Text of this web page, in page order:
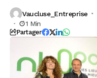
Vaucluse_Entreprise
1 Min
Partager